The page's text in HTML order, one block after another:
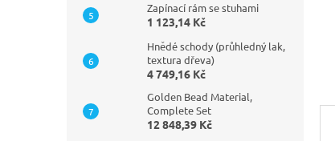
Zapínací rám se stuhami
1 123,14 Kč
Hnědé schody (průhledný lak,
textura dřeva)
4 749,16 Kč
Golden Bead Material,
Complete Set
12 848,39 Kč